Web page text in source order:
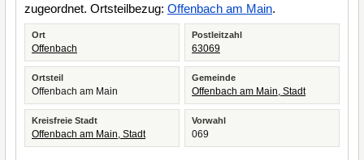
zugeordnet. Ortsteilbezug: Offenbach am Main.
Ort
Offenbach
Postleitzahl
63069
Ortsteil
Offenbach am Main
Gemeinde
Offenbach am Main, Stadt
Kreisfreie Stadt
Offenbach am Main, Stadt
Vorwahl
069